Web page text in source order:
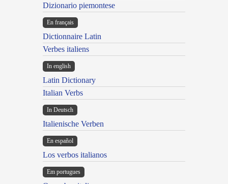
Dizionario piemontese
En français
Dictionnaire Latin
Verbes italiens
In english
Latin Dictionary
Italian Verbs
In Deutsch
Italienische Verben
En español
Los verbos italianos
Em portugues